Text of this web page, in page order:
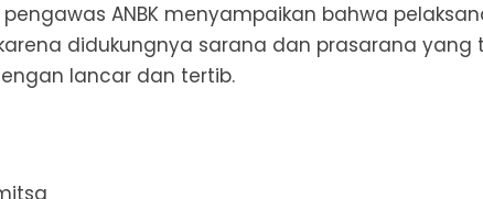
pengawas ANBK menyampaikan bahwa
didukungnya sarana dan prasarana
lancar dan tertib.